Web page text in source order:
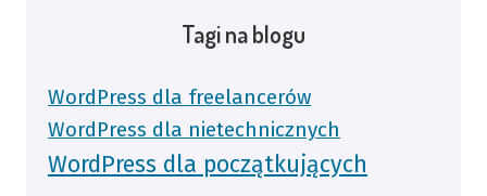
Tagi na blogu
WordPress dla freelancerów
WordPress dla nietechnicznych
WordPress dla początkujących